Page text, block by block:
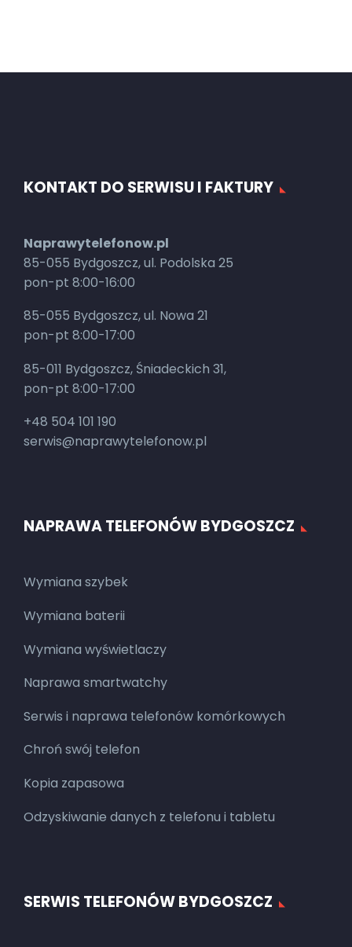
KONTAKT DO SERWISU I FAKTURY
Naprawytelefonow.pl
85-055 Bydgoszcz, ul. Podolska 25
pon-pt 8:00-16:00
85-055 Bydgoszcz, ul. Nowa 21
pon-pt 8:00-17:00
85-011 Bydgoszcz, Śniadeckich 31,
pon-pt 8:00-17:00
+48 504 101 190
serwis@naprawytelefonow.pl
NAPRAWA TELEFONÓW BYDGOSZCZ
Wymiana szybek
Wymiana baterii
Wymiana wyświetlaczy
Naprawa smartwatchy
Serwis i naprawa telefonów komórkowych
Chroń swój telefon
Kopia zapasowa
Odzyskiwanie danych z telefonu i tabletu
SERWIS TELEFONÓW BYDGOSZCZ